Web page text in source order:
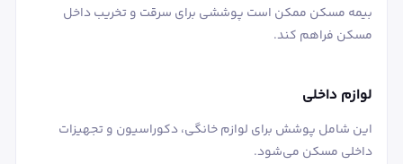
بیمه مسکن ممکن است پوششی برای سرقت و تخریب داخل
مسکن فراهم کند.
لوازم داخلی
این شامل پوشش برای لوازم خانگی، دکوراسیون و تجهیزات
داخلی مسکن می‌شود.